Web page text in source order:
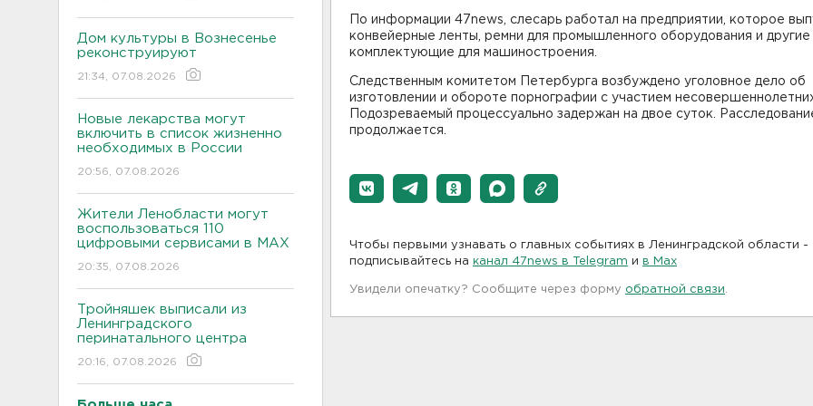
Дом культуры в Вознесенье
реконструируют
21:34, 07.08.2026
Новые лекарства могут
включить в список жизненно
необходимых в России
20:56, 07.08.2026
Жители Ленобласти могут
воспользоваться 110
цифровыми сервисами в МАХ
20:35, 07.08.2026
Тройняшек выписали из
Ленинградского
перинатального центра
20:16, 07.08.2026
По информации 47news, слесарь работал на предприятии, которое
конвейерные ленты, ремни для промышленного оборудования и другие
комплектующие для машиностроения.
Следственным комитетом Петербурга возбуждено уголовное дело об
изготовлении и обороте порнографии с участием
Подозреваемый процессуально задержан на двое суток.
продолжается.
Чтобы первыми узнавать о главных событиях в Ленинградской области -
подписывайтесь на канал 47news в Telegram и в Maх
Увидели опечатку? Сообщите через форму обратной связи